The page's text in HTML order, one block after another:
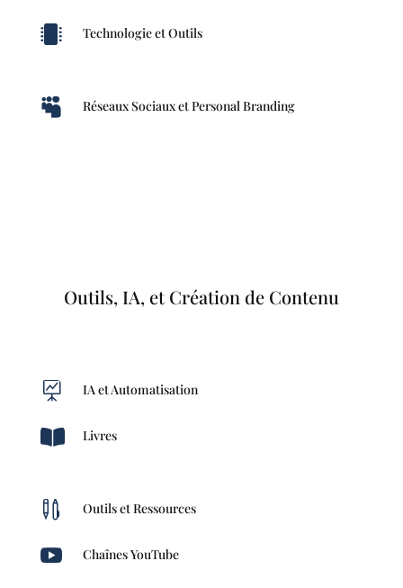
 Technologie et Outils
 Réseaux Sociaux et Personal Branding
Outils, IA, et Création de Contenu
 IA et Automatisation
 Livres
 Outils et Ressources
 Chaînes YouTube